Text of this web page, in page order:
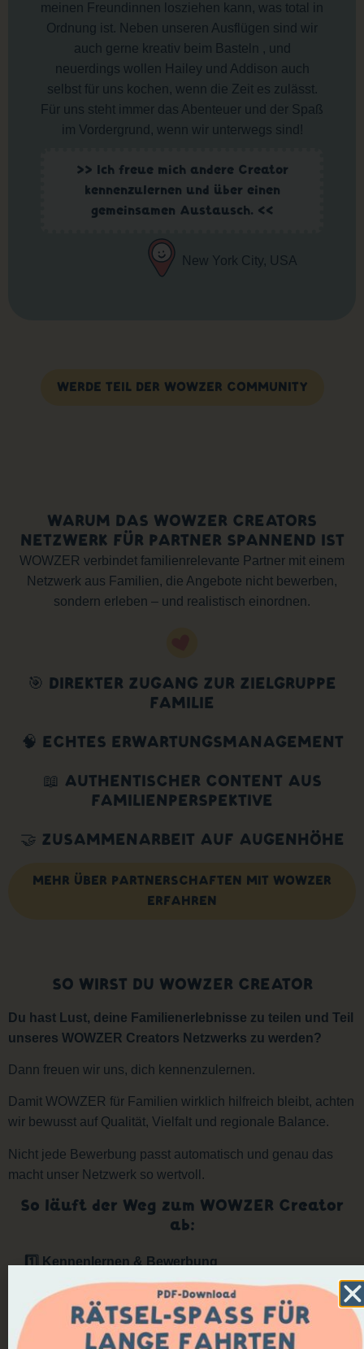
meinen Freundinnen losziehen kann, was total in
Ordnung ist. Neben unseren Ausflügen sind wir
auch gerne kreativ beim Basteln , und
neuerdings wollen Hailey und Addison auch
selbst für uns kochen, wenn die Zeit es zulässt.
Für uns steht immer das Abenteuer und der Spaß
im Vordergrund, wenn wir unterwegs sind!
>> Ich freue mich andere Creator
kennenzulernen und über einen
gemeinsamen Austausch. <<
New York City, USA
WERDE TEIL DER WOWZER COMMUNITY
WARUM DAS WOWZER CREATORS
NETZWERK FÜR PARTNER SPANNEND IST
WOWZER verbindet familienrelevante Partner mit einem
Netzwerk aus Familien, die Angebote nicht bewerben,
sondern erleben – und realistisch einordnen.
🎯 DIREKTER ZUGANG ZUR ZIELGRUPPE
FAMILIE
🧠 ECHTES ERWARTUNGSMANAGEMENT
📖 AUTHENTISCHER CONTENT AUS
FAMILIENPERSPEKTIVE
🤝 ZUSAMMENARBEIT AUF AUGENHÖHE
MEHR ÜBER PARTNERSCHAFTEN MIT WOWZER
ERFAHREN
SO WIRST DU WOWZER CREATOR
Du hast Lust, deine Familienerlebnisse zu teilen und Teil
unseres WOWZER Creators Netzwerks zu werden?
Dann freuen wir uns, dich kennenzulernen.
Damit WOWZER für Familien wirklich hilfreich bleibt, achten
wir bewusst auf Qualität, Vielfalt und regionale Balance.
Nicht jede Bewerbung passt automatisch und genau das
macht unser Netzwerk so wertvoll.
So läuft der Weg zum WOWZER Creator
ab:
1️⃣ Kennenlernen & Bewerbung
Du erzählst uns, wer du bist, wo du unterwegs bist und
wie du mit deiner Familie Erlebnisse teilst.
2️⃣ Erleben, testen & einordnen